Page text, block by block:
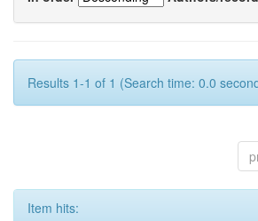
Results 1-1 of 1 (Search time: 0.0
Item hits: